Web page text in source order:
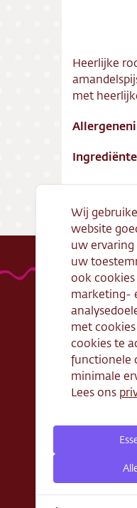
Heerlijke
met
Wij
website
uw
uw
ook
marketing-
met cookies
cookies te
functionele
minimale
Lees ons